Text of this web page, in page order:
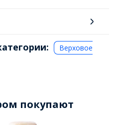
Верховое
покупают